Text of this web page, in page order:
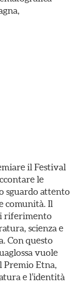
il Festival
le
sguardo attento
comunità. Il
riferimento
scienza e
Con questo
vuole
Premio Etna,
e l’identità